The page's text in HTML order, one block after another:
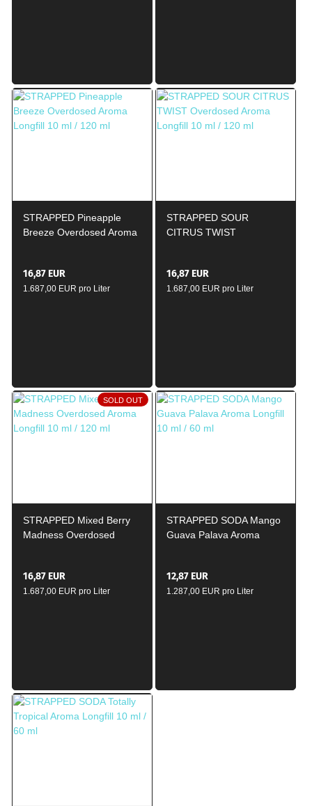
STRAPPED Pineapple
Breeze Overdosed Aroma
16,87 EUR
1.687,00 EUR pro Liter
STRAPPED SOUR
CITRUS TWIST
16,87 EUR
1.687,00 EUR pro Liter
SOLD OUT
STRAPPED Mixed Berry
Madness Overdosed
16,87 EUR
1.687,00 EUR pro Liter
STRAPPED SODA Mango
Guava Palava Aroma
12,87 EUR
1.287,00 EUR pro Liter